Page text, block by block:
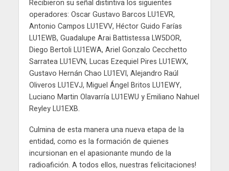
Recibieron su señal distintiva los siguientes
operadores: Oscar Gustavo Barcos LU1EVR,
Antonio Campos LU1EVV, Héctor Guido Farías
LU1EWB, Guadalupe Arai Battistessa LW5DOR,
Diego Bertoli LU1EWA, Ariel Gonzalo Cecchetto
Sarratea LU1EVN, Lucas Ezequiel Pires LU1EWX,
Gustavo Hernán Chao LU1EVI, Alejandro Raúl
Oliveros LU1EVJ, Miguel Ángel Britos LU1EWY,
Luciano Martin Olavarría LU1EWU y Emiliano Nahuel
Reyley LU1EXB.
Culmina de esta manera una nueva etapa de la
entidad, como es la formación de quienes
incursionan en el apasionante mundo de la
radioafición. A todos ellos, nuestras felicitaciones!